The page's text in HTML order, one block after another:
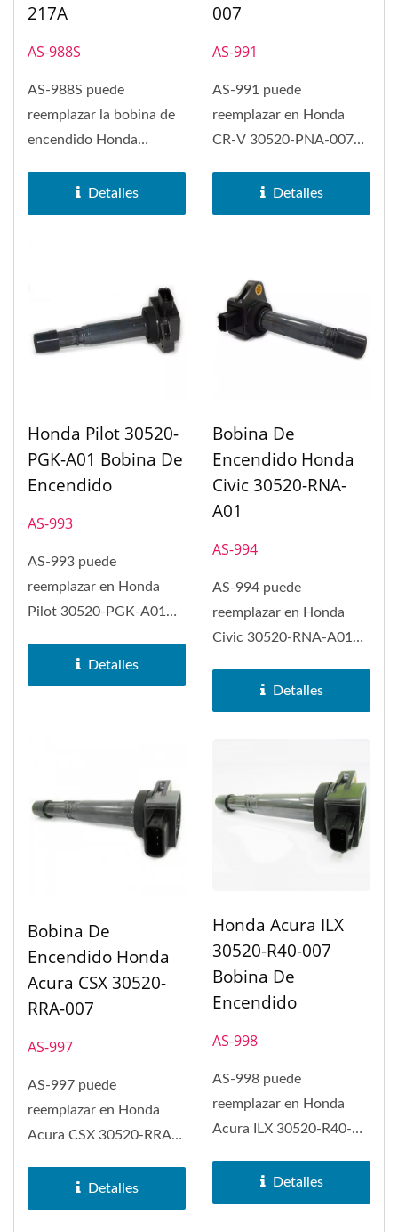
217A
AS-988S
AS-988S puede
reemplazar la bobina de
encendido Honda
La bobina de encendido...
Detalles
007
AS-991
AS-991 puede
reemplazar en Honda
CR-V 30520-PNA-007
bobina de encendido...
Detalles
Honda Pilot 30520-
PGK-A01 Bobina De
Encendido
AS-993
AS-993 puede
reemplazar en Honda
Pilot 30520-PGK-A01
bobina de encendido...
Detalles
Bobina De
Encendido Honda
Civic 30520-RNA-
A01
AS-994
AS-994 puede
reemplazar en Honda
Civic 30520-RNA-A01
Honda Accord. La...
Detalles
Bobina De
Encendido Honda
Acura CSX 30520-
RRA-007
AS-997
AS-997 puede
reemplazar en Honda
Acura CSX 30520-RRA-
Encendido. La bobina de
encendido...
Detalles
Honda Acura ILX
30520-R40-007
Bobina De
Encendido
AS-998
AS-998 puede
reemplazar en Honda
Acura ILX 30520-R40-
Encendido.Detalles